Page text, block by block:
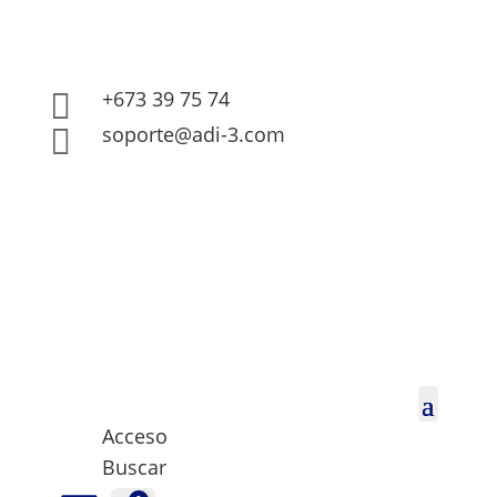
 +673 39 75 74
 soporte@adi-3.com
Acceso
Buscar